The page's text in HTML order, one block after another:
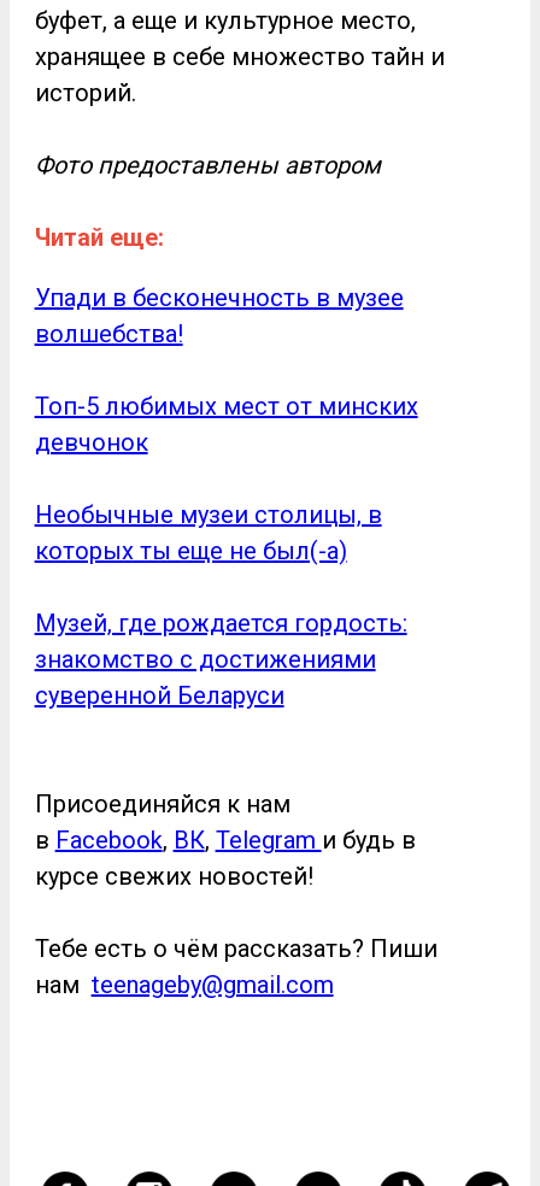
буфет, а еще и культурное место,
хранящее в себе множество тайн и
историй.
Фото предоставлены автором
Читай еще:
Упади в бесконечность в музее
волшебства!
Топ-5 любимых мест от минских
девчонок
Необычные музеи столицы, в
которых ты еще не был(-а)
Музей, где рождается гордость:
знакомство с достижениями
суверенной Беларуси
Присоединяйся к нам
в Facebook, ВК, Telegram и будь в
курсе свежих новостей!
Тебе есть о чём рассказать? Пиши
нам teenageby@gmail.com